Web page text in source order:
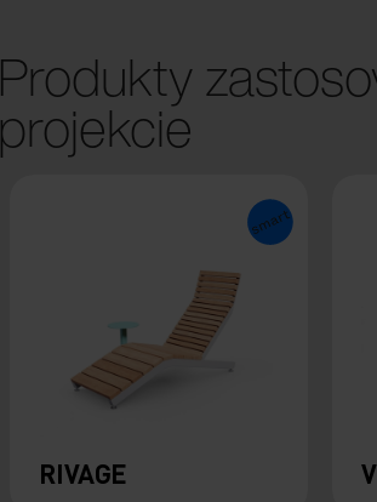
Produkty
projekcie
RIVAGE